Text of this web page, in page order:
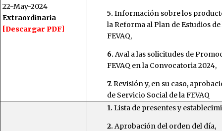
22-May-2024
Extraordinaria
[Descargar PDF]
5. Información sobre los
la Reforma al Plan de Estudios
FEVAQ,
6. Aval a las solicitudes de
FEVAQ en la Convocatoria 2024,
7. Revisión y, en su caso,
de Servicio Social de la FEVAQ
1. Lista de presentes y
2. Aprobación del orden del día,